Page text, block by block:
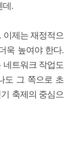
데.
제는 재정적으
욱 높여야 한다.
네트워크 작업도
도 그 쪽으로 초
축제의 중심으